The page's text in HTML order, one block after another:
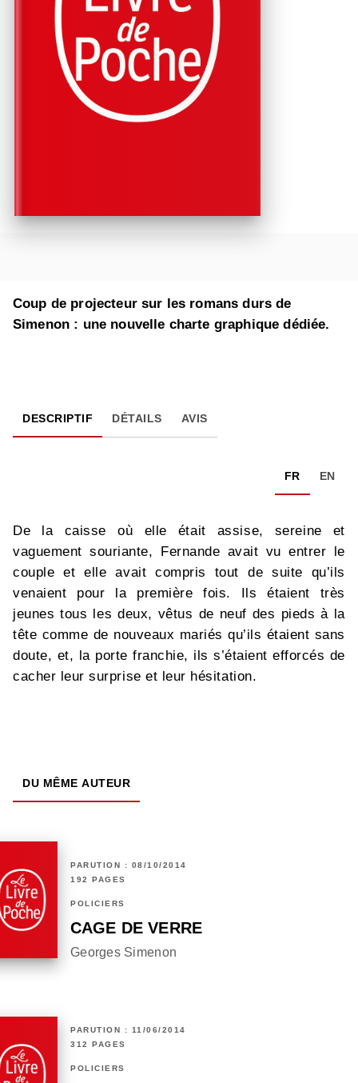
Coup de projecteur sur les romans durs de
Simenon : une nouvelle charte graphique dédiée.
DESCRIPTIF DÉTAILS AVIS
FR EN
De la caisse où elle était assise, sereine et
vaguement souriante, Fernande avait vu entrer le
couple et elle avait compris tout de suite qu’ils
venaient pour la première fois. Ils étaient très
jeunes tous les deux, vêtus de neuf des pieds à la
tête comme de nouveaux mariés qu’ils étaient sans
doute, et, la porte franchie, ils s’étaient efforcés de
cacher leur surprise et leur hésitation.
DU MÊME AUTEUR
PARUTION : 08/10/2014
192 PAGES
POLICIERS
CAGE DE VERRE
Georges Simenon
PARUTION : 11/06/2014
312 PAGES
POLICIERS